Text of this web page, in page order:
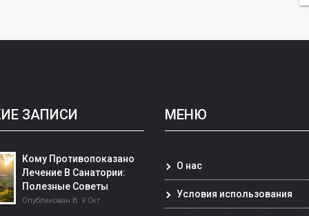
ЗАПИСИ
Кому Противопоказано
Лечение В Санатории:
Полезные Советы
Опубликован В: 9 Окт
МЕНЮ
О нас
Условия использования